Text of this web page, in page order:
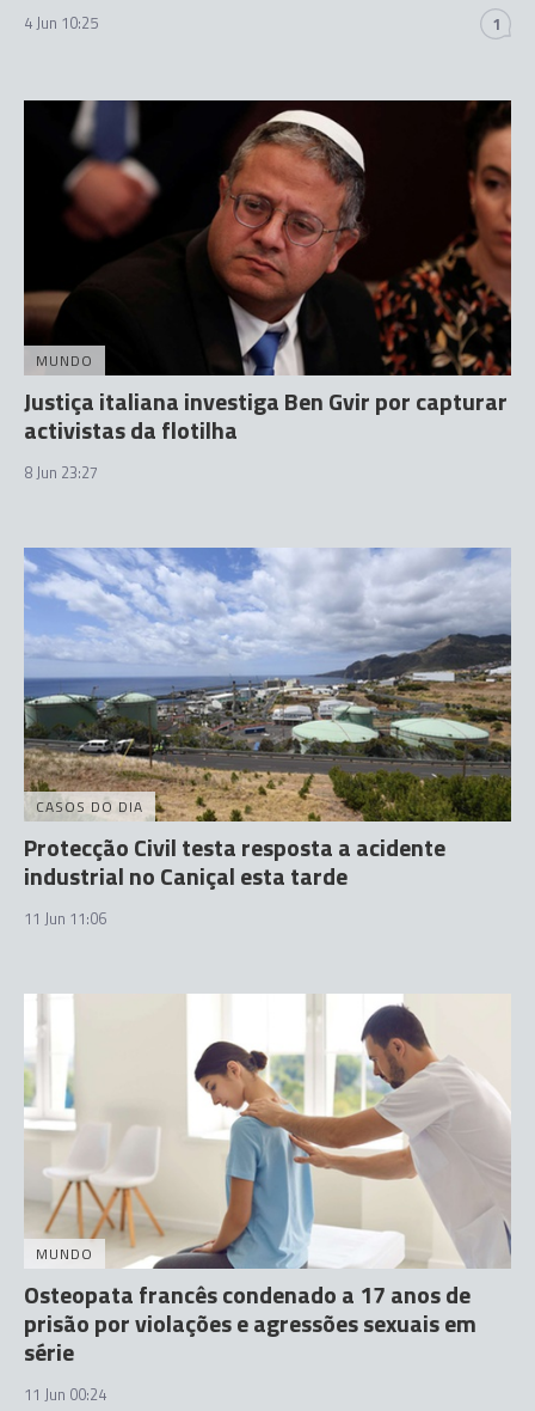
4 Jun 10:25 1
MUNDO
Justiça italiana investiga Ben Gvir por capturar
activistas da flotilha
8 Jun 23:27
CASOS DO DIA
Protecção Civil testa resposta a acidente
industrial no Caniçal esta tarde
11 Jun 11:06
MUNDO
Osteopata francês condenado a 17 anos de
prisão por violações e agressões sexuais em
série
11 Jun 00:24